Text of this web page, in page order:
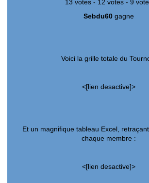
13 votes - 12 votes - 9
Sebdu60 gagne
Voici la grille totale du
<[lien desactive]>
Et un magnifique tableau Excel,
chaque membre :
<[lien desactive]>